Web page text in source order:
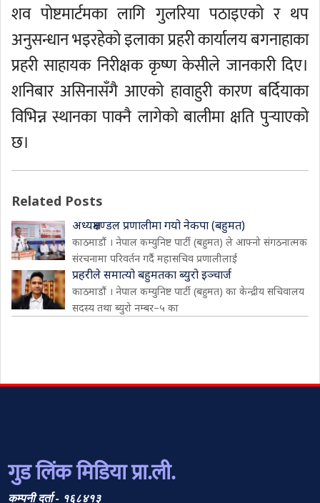
शव पोष्टमार्टमका लागि गुलरिया पठाइएको र थप
अनुसन्धान भइरहेको इलाका प्रहरी कार्यालय बगनाहाका
प्रहरी साहायक निरीक्षक कृष्ण केसीले जानकारी दिए।
शनिबार असिनासँगै आएको हावाहुरी कारण बर्दियाका
विभिन्न स्थानका पाक्नै लागेको बालीमा क्षति पुर्‍याएको
छ।
Related Posts
अध्यक्षमण्डल प्रणालीमा गयो नेकपा (बहुमत)
काठमाडौं । नेपाल कम्युनिष्ट पार्टी (बहुमत) ले आफ्नो संगठनात्मक
संरचनामा परिवर्तन गर्दै महासचिव प्रणालीलाई
प्रहरीले समात्यो बहुमतका ब्युरो इञ्चार्ज
काठमाडौं । नेपाल कम्युनिष्ट पार्टी (बहुमत) का केन्द्रीय सचिवालय
सदस्य तथा ब्युरो नम्बर–५ का
गुड लिंक मिडिया प्रा.ली.
कम्पनी दर्ता - १६८४१३